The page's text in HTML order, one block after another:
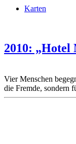
Karten
2010: „Hotel
Vier Menschen
die Fremde, sondern